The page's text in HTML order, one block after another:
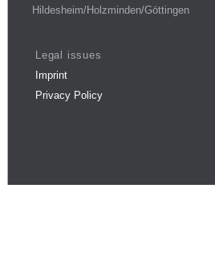
Hildesheim/Holzminden/Göttingen
Legal issues
Imprint
Privacy Policy